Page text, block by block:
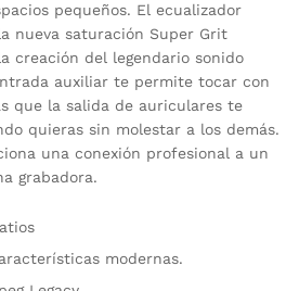
pequeños. El ecualizador
nueva saturación Super Grit
creación del legendario sonido
auxiliar te permite tocar con
que la salida de auriculares te
quieras sin molestar a los demás.
una conexión profesional a un
grabadora.
modernas.